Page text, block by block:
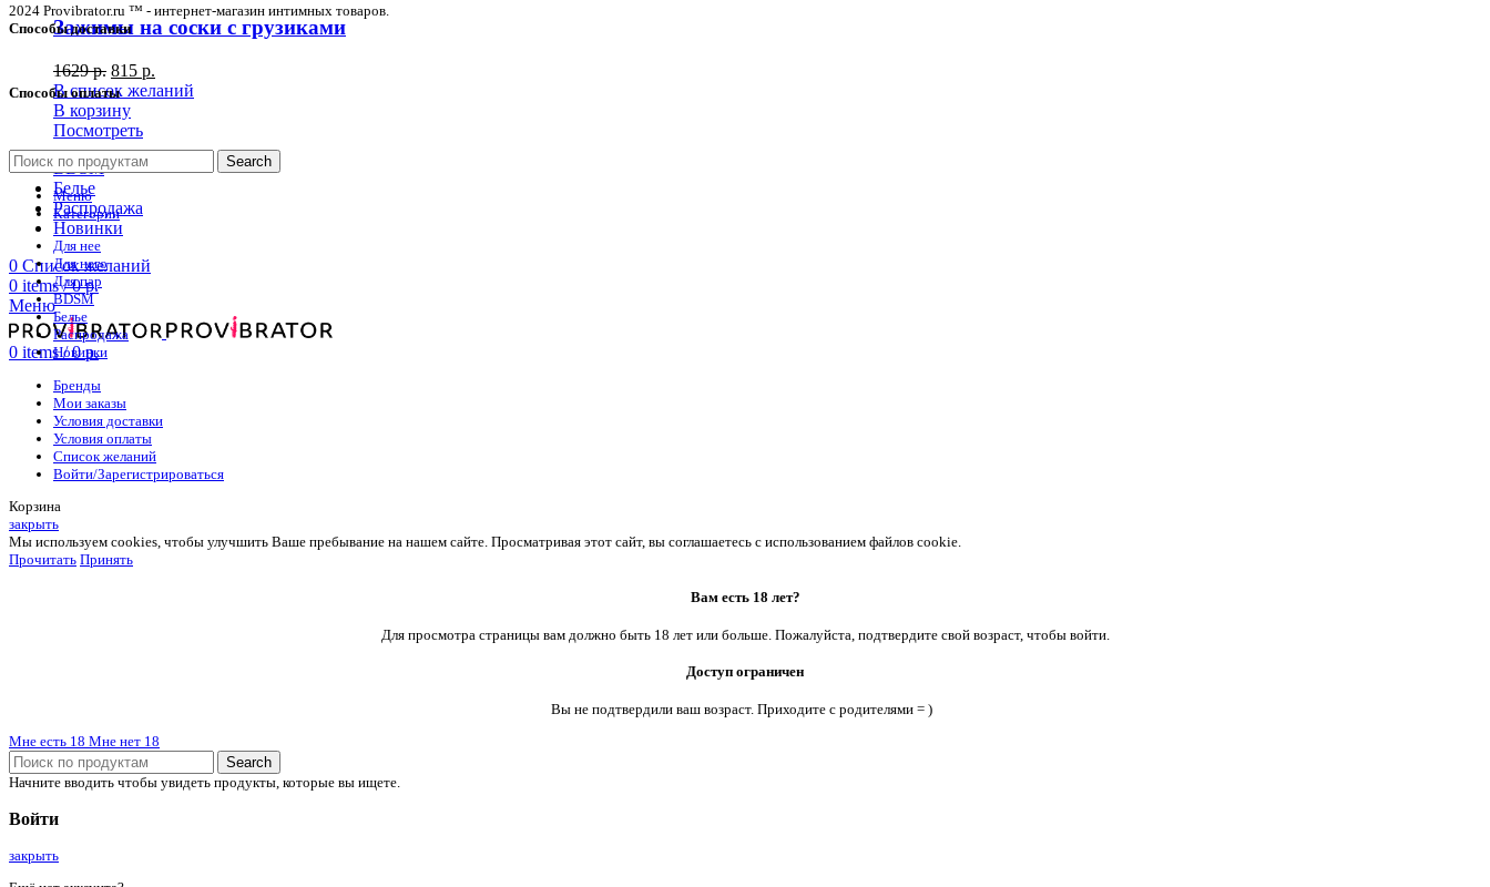
Зажимы на соски с грузиками
1629р. 815 р.
В список желаний
В корзину
Посмотреть
BDSM
Белье
Распродажа
Новинки
0 Список желаний
0 items / 0р.
Меню
0 items / 0р.
2024 Provibrator.ru ™ - интернет-магазин интимных товаров.
Способы доставки
Способы оплаты
Search
Меню
Категории
Для нее
Для него
Для пар
BDSM
Белье
Распродажа
Новинки
Бренды
Мои заказы
Условия доставки
Условия оплаты
Список желаний
Войти/Зарегистрироваться
Корзина
закрыть
Мы используем cookies, чтобы улучшить Ваше пребывание на нашем сайте. Просматривая этот сайт, вы соглашаетесь с использованием файлов cookie.
Прочитать Принять
Вам есть 18 лет?
Для просмотра страницы вам должно быть 18 лет или больше. Пожалуйста, подтвердите свой возраст, чтобы войти.
Доступ ограничен
Вы не подтвердили ваш возраст. Приходите с родителями = )
Мне есть 18 Мне нет 18
Search
Начните вводить чтобы увидеть продукты, которые вы ищете.
Войти
закрыть